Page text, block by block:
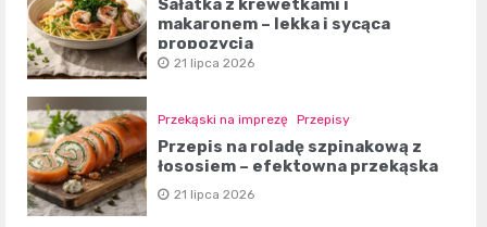
Sałatka z krewetkami i
makaronem – lekka i sycąca
propozycja
21 lipca 2026
Przekąski na imprezę Przepisy
Przepis na roladę szpinakową z
łososiem – efektowna przekąska
21 lipca 2026